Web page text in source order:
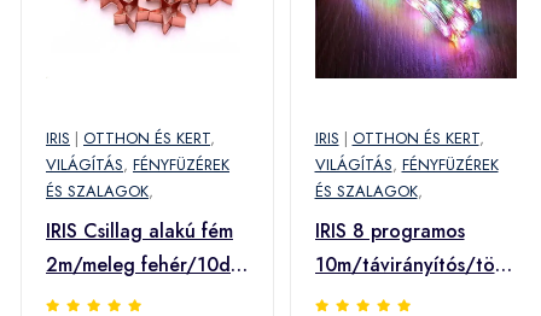
IRIS | OTTHON ÉS KERT,
VILÁGÍTÁS, FÉNYFÜZÉREK
ÉS SZALAGOK,
IRIS Csillag alakú fém
2m/meleg fehér/10db
LED-es/3xAA elemes
IRIS | OTTHON ÉS KERT,
VILÁGÍTÁS, FÉNYFÜZÉREK
ÉS SZALAGOK,
IRIS 8 programos
10m/távirányítós/több
színű/100db LED-